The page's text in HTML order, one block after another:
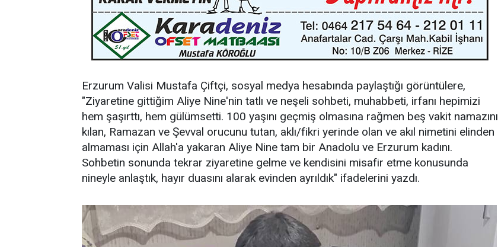
Erzurum Valisi Mustafa Çiftçi, sosyal medya hesabında paylaştığı görüntülere,
"Ziyaretine gittiğim Aliye Nine'nin tatlı ve neşeli sohbeti, muhabbeti, irfanı hepimizi
hem şaşırttı, hem gülümsetti. 100 yaşını geçmiş olmasına rağmen beş vakit namazını
kılan, Ramazan ve Şevval orucunu tutan, aklı/fikri yerinde olan ve akıl nimetini elinden
almaması için Allah'a yakaran Aliye Nine tam bir Anadolu ve Erzurum kadını.
Sohbetin sonunda tekrar ziyaretine gelme ve kendisini misafir etme konusunda
nineyle anlaştık, hayır duasını alarak evinden ayrıldık" ifadelerini yazdı.